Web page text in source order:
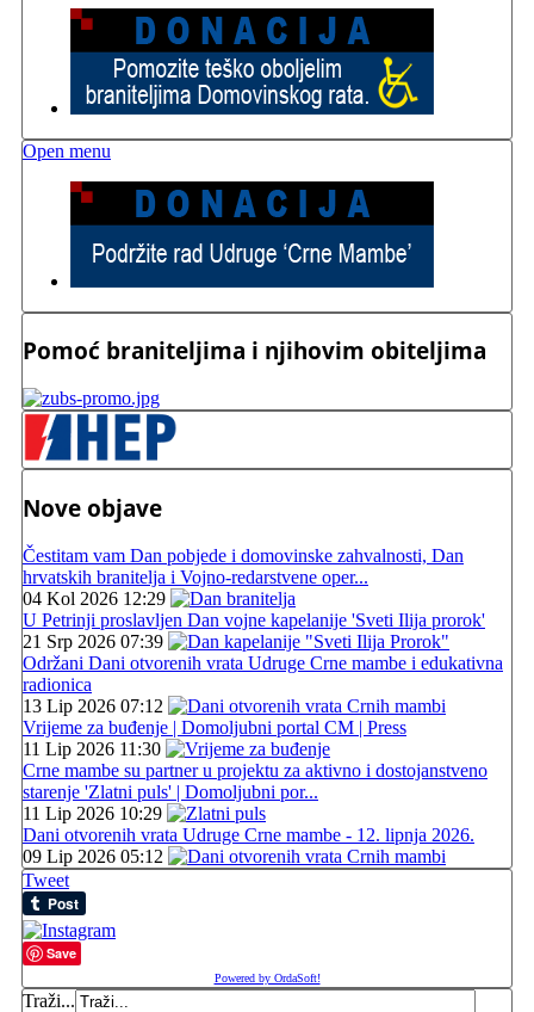
Open menu
Pomoć braniteljima i njihovim obiteljima
Nove objave
Čestitam vam Dan pobjede i domovinske zahvalnosti, Dan
hrvatskih branitelja i Vojno-redarstvene oper...
04 Kol 2026 12:29
U Petrinji proslavljen Dan vojne kapelanije 'Sveti Ilija prorok'
21 Srp 2026 07:39
Održani Dani otvorenih vrata Udruge Crne mambe i edukativna
radionica
13 Lip 2026 07:12
Vrijeme za buđenje | Domoljubni portal CM | Press
11 Lip 2026 11:30
Crne mambe su partner u projektu za aktivno i dostojanstveno
starenje 'Zlatni puls' | Domoljubni por...
11 Lip 2026 10:29
Dani otvorenih vrata Udruge Crne mambe - 12. lipnja 2026.
09 Lip 2026 05:12
Tweet
Save
Powered by OrdaSoft!
Traži...